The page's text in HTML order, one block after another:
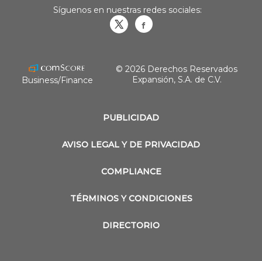
PUBLICIDAD
AVISO LEGAL Y DE PRIVACIDAD
COMPLIANCE
TÉRMINOS Y CONDICIONES
DIRECTORIO
Síguenos en nuestras redes sociales:
Business/Finance
© 2026 Derechos Reservados
Expansión, S.A. de C.V.